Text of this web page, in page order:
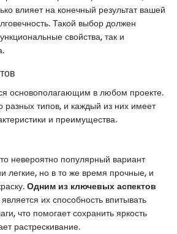
влияет на конечный результат вашей
Такой выбор должен
свойства, так и
основополагающим в любом проекте.
разных типов, и каждый из них имеет
и преимущества.
невероятно популярный вариант
легкие, но в то же время прочные, и
Одним из ключевых аспектов
является их способность впитывать
что помогает сохранить яркость
растрескивание.